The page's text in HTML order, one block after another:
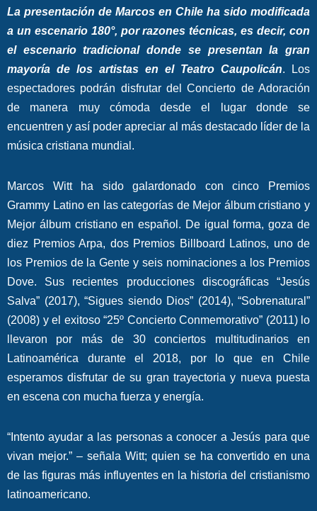
La presentación de Marcos en Chile ha sido modificada
a un escenario 180°, por razones técnicas, es decir, con
el escenario tradicional donde se presentan la gran
mayoría de los artistas en el Teatro Caupolicán. Los
espectadores podrán disfrutar del Concierto de Adoración
de manera muy cómoda desde el lugar donde se
encuentren y así poder apreciar al más destacado líder de la
música cristiana mundial.
Marcos Witt ha sido galardonado con cinco Premios
Grammy Latino en las categorías de Mejor álbum cristiano y
Mejor álbum cristiano en español. De igual forma, goza de
diez Premios Arpa, dos Premios Billboard Latinos, uno de
los Premios de la Gente y seis nominaciones a los Premios
Dove. Sus recientes producciones discográficas “Jesús
Salva” (2017), “Sigues siendo Dios” (2014), “Sobrenatural”
(2008) y el exitoso “25º Concierto Conmemorativo” (2011) lo
llevaron por más de 30 conciertos multitudinarios en
Latinoamérica durante el 2018, por lo que en Chile
esperamos disfrutar de su gran trayectoria y nueva puesta
en escena con mucha fuerza y energía.
“Intento ayudar a las personas a conocer a Jesús para que
vivan mejor.” – señala Witt; quien se ha convertido en una
de las figuras más influyentes en la historia del cristianismo
latinoamericano.